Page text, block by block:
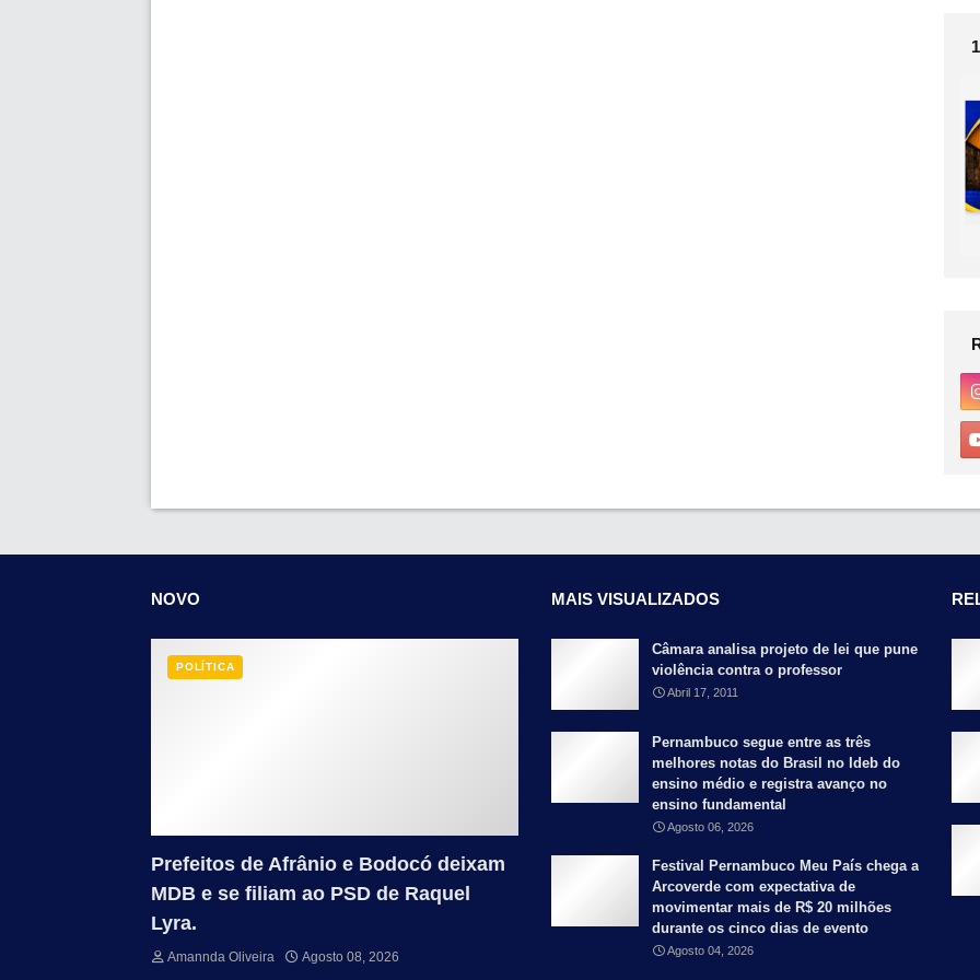
NOVO
POLÍTICA
Prefeitos de Afrânio e Bodocó deixam
MDB e se filiam ao PSD de Raquel
Lyra.
Amannda Oliveira Agosto 08, 2026
MAIS VISUALIZADOS
Câmara analisa projeto de lei que pune
violência contra o professor
Abril 17, 2011
Pernambuco segue entre as três
melhores notas do Brasil no Ideb do
ensino médio e registra avanço no
ensino fundamental
Agosto 06, 2026
Festival Pernambuco Meu País chega a
Arcoverde com expectativa de
movimentar mais de R$ 20 milhões
durante os cinco dias de evento
Agosto 04, 2026